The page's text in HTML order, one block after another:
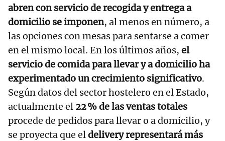
abren con servicio de recogida y entrega a
domicilio se imponen, al menos en número, a
las opciones con mesas para sentarse a comer
en el mismo local. En los últimos años, el
servicio de comida para llevar y a domicilio ha
experimentado un crecimiento significativo.
Según datos del sector hostelero en el Estado,
actualmente el 22 % de las ventas totales
procede de pedidos para llevar o a domicilio, y
se proyecta que eldelivery representará más